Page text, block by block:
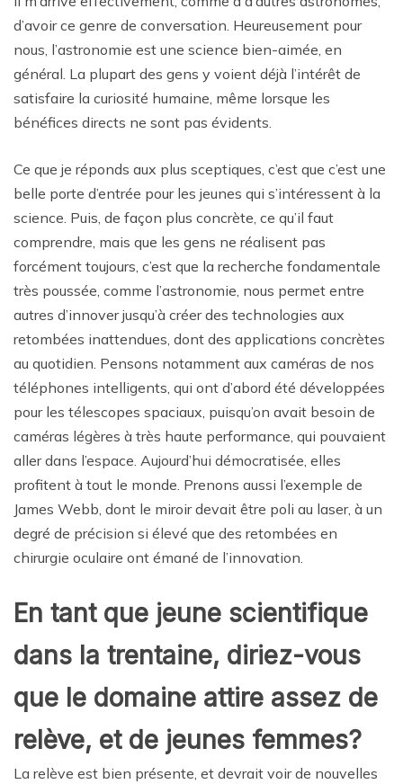
d’avoir ce genre de conversation. Heureusement pour
nous, l’astronomie est une science bien-aimée, en
général. La plupart des gens y voient déjà l’intérêt de
satisfaire la curiosité humaine, même lorsque les
bénéfices directs ne sont pas évidents.
Ce que je réponds aux plus sceptiques, c’est que c’est une
belle porte d’entrée pour les jeunes qui s’intéressent à la
science. Puis, de façon plus concrète, ce qu’il faut
comprendre, mais que les gens ne réalisent pas
forcément toujours, c’est que la recherche fondamentale
très poussée, comme l’astronomie, nous permet entre
autres d’innover jusqu’à créer des technologies aux
retombées inattendues, dont des applications concrètes
au quotidien. Pensons notamment aux caméras de nos
téléphones intelligents, qui ont d’abord été développées
pour les télescopes spaciaux, puisqu’on avait besoin de
caméras légères à très haute performance, qui pouvaient
aller dans l’espace. Aujourd’hui démocratisée, elles
profitent à tout le monde. Prenons aussi l’exemple de
James Webb, dont le miroir devait être poli au laser, à un
degré de précision si élevé que des retombées en
chirurgie oculaire ont émané de l’innovation.
En tant que jeune scientifique
dans la trentaine, diriez-vous
que le domaine attire assez de
relève, et de jeunes femmes?
La relève est bien présente, et devrait voir de nouvelles